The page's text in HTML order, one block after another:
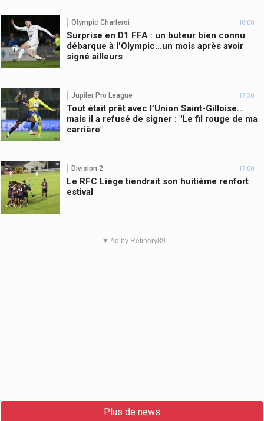
Olympic Charleroi 18:00
Surprise en D1 FFA : un buteur bien connu
débarque à l'Olympic...un mois après avoir
signé ailleurs
Jupiler Pro League 17:30
Tout était prêt avec l’Union Saint-Gilloise…
mais il a refusé de signer : "Le fil rouge de ma
carrière"
Division 2 17:00
Le RFC Liège tiendrait son huitième renfort
estival
▼ Ad by Refinery89
Plus de news